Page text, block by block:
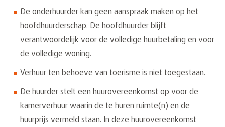
De onderhuurder kan geen aanspraak maken op het
hoofdhuurderschap. De hoofdhuurder blijft
verantwoordelijk voor de volledige huurbetaling en voor
de volledige woning.
Verhuur ten behoeve van toerisme is niet toegestaan.
De huurder stelt een huurovereenkomst op voor de
kamerverhuur waarin de te huren ruimte(n) en de
huurprijs vermeld staan. In deze huurovereenkomst